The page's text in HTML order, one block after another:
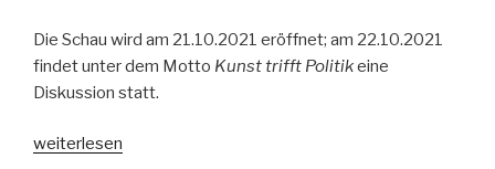
Die Schau wird am 21.10.2021 eröffnet; am 22.10.2021
findet unter dem Motto Kunst trifft Politikeine
Diskussion statt.
„Fotoforum
weiterlesen